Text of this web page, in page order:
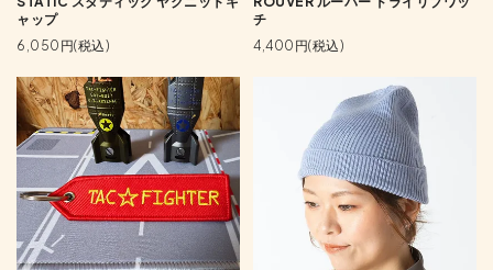
ャップ
6,050円(税込)
チ
4,400円(税込)